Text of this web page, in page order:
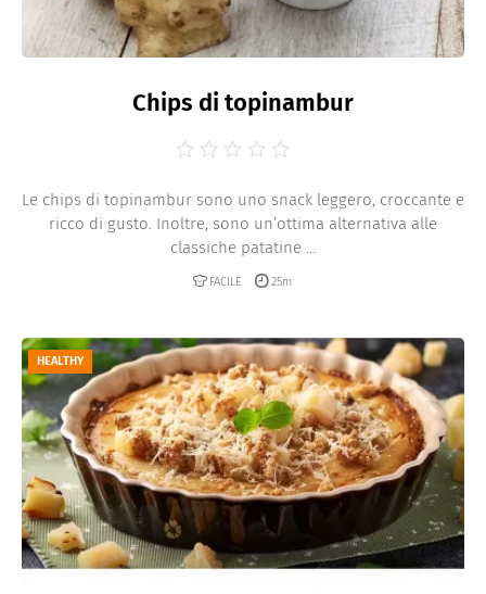
Chips di topinambur
Le chips di topinambur sono uno snack leggero, croccante e
ricco di gusto. Inoltre, sono un’ottima alternativa alle
classiche patatine ...
FACILE 25m
HEALTHY